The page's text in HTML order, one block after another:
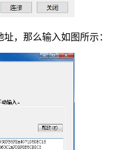
，那么输入如图所示：